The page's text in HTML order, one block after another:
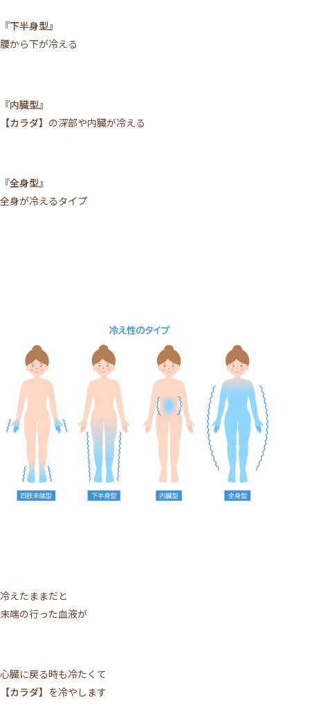
メニュー
トップページ
『下半身型』
腰から下が冷える
『内臓型』
【カラダ】 の深部や内臓が冷える
『全身型』
全身が冷えるタイプ
冷えたままだと
末端の行った血液が
心臓に戻る時も冷たくて
【カラダ】 を冷やします